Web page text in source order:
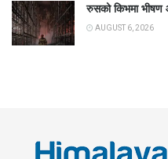
रुसको किभमा
AUGUST 6, 2026